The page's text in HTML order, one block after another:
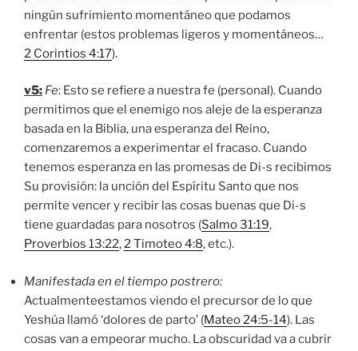
ningún sufrimiento momentáneo que podamos
enfrentar (estos problemas ligeros y momentáneos…
2 Corintios 4:17).
v5: Fe: Esto se refiere a nuestra fe (personal). Cuando
permitimos que el enemigo nos aleje de la esperanza
basada en la Biblia, una esperanza del Reino,
comenzaremos a experimentar el fracaso. Cuando
tenemos esperanza en las promesas de Di-s recibimos
Su provisión: la unción del Espíritu Santo que nos
permite vencer y recibir las cosas buenas que Di-s
tiene guardadas para nosotros (Salmo 31:19,
Proverbios 13:22,2 Timoteo 4:8, etc.).
Manifestada en el tiempo postrero:
Actualmenteestamos viendo el precursor de lo que
Yeshúa llamó ‘dolores de parto’ (Mateo 24:5-14). Las
cosas van a empeorar mucho. La obscuridad va a cubrir